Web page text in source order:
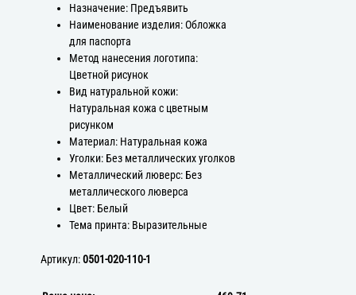
Назначение: Предъявить
Наименование изделия: Обложка
для паспорта
Метод нанесения логотипа:
Цветной рисунок
Вид натуральной кожи:
Натуральная кожа с цветным
рисунком
Материал: Натуральная кожа
Уголки: Без металлических уголков
Металлический люверс: Без
металлического люверса
Цвет: Белый
Тема принта: Выразительные
Артикул:0501-020-110-1